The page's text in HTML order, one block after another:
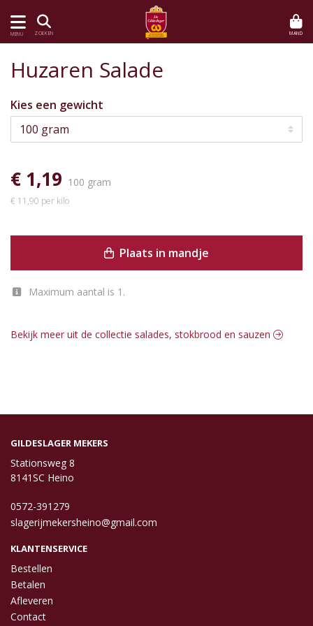
MENU ZOEKEN MAND
Huzaren Salade
Kies een gewicht
€ 1,19 100 gram
€ 11,90 per kilo
Plaats in mandje
Maximum aantal is 1.
Bekijk meer uit de collectie salades, stokbrood en sauzen
GILDESLAGER MEKERS
Stationsweg 8
8141SC Heino
0572-391279
slagerijmekersheino@gmail.com
KLANTENSERVICE
Bestellen
Betalen
Afleveren
Contact